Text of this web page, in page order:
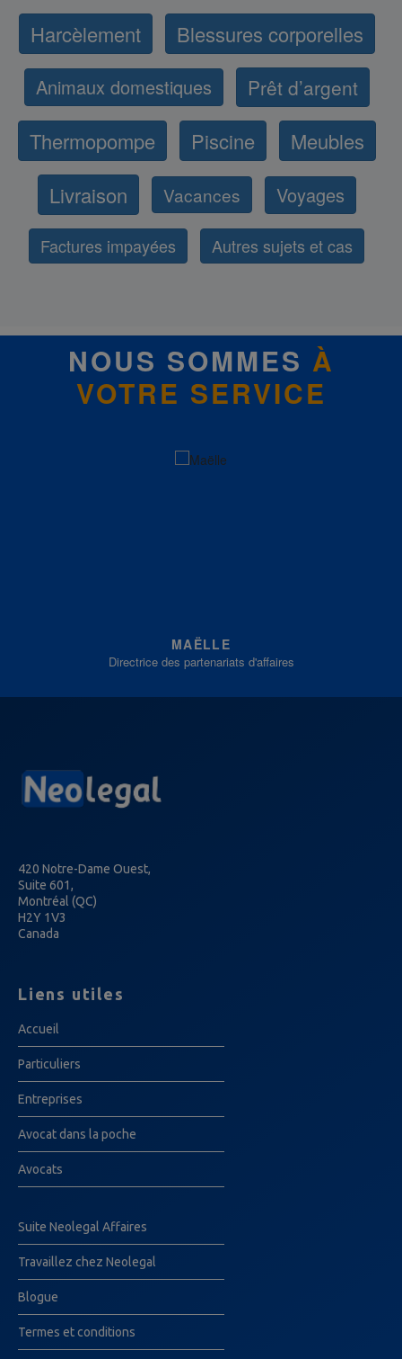
Harcèlement Blessures corporelles
Animaux domestiques Prêt d’argent
Thermopompe Piscine
Meubles
Livraison
Vacances Voyages
Factures impayées Autres sujets et cas
NOUS SOMMES À
VOTRE SERVICE
MAËLLE
Directrice des partenariats d'affaires
420 Notre-Dame Ouest,
Suite 601,
Montréal (QC)
H2Y 1V3
Canada
Liens utiles
Accueil
Particuliers
Entreprises
Avocat dans la poche
Avocats
Suite Neolegal Affaires
Travaillez chez Neolegal
Blogue
Termes et conditions